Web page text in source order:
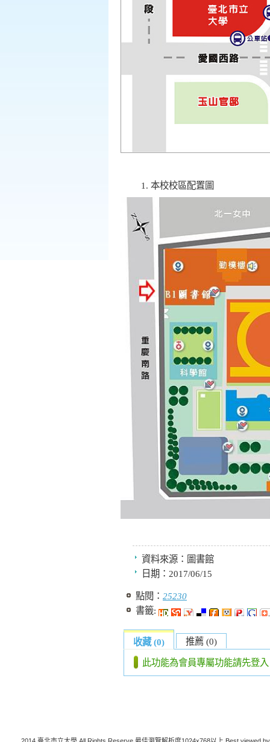
本校校區配置圖
資料來源： 圖書館
日期： 2017/06/15
點閱： 25230
書籤:
收藏 (0) 推薦 (0)
此功能為會員專屬功能請先登入